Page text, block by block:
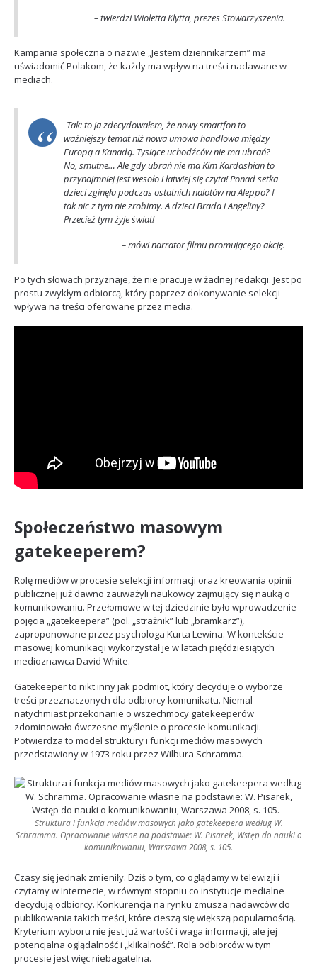
– twierdzi Wioletta Klytta, prezes Stowarzyszenia.
Kampania społeczna o nazwie „Jestem dziennikarzem” ma
uświadomić Polakom, że każdy ma wpływ na treści nadawane w
mediach.
Tak: to ja zdecydowałem, że nowy smartfon to
ważniejszy temat niż nowa umowa handlowa między
Europą a Kanadą. Tysiące uchodźców nie ma ubrań?
No, smutne… Ale gdy ubrań nie ma Kim Kardashian to
przynajmniej jest wesoło i łatwiej się czyta! Ponad setka
dzieci zginęła podczas ostatnich nalotów na Aleppo? I
tak nic z tym nie zrobimy. A dzieci Brada i Angeliny?
Przecież tym żyje świat!
– mówi narrator filmu promującego akcję.
Po tych słowach przyznaje, że nie pracuje w żadnej redakcji. Jest po
prostu zwykłym odbiorcą, który poprzez dokonywanie selekcji
wpływa na treści oferowane przez media.
Społeczeństwo masowym
gatekeeperem?
Rolę mediów w procesie selekcji informacji oraz kreowania opinii
publicznej już dawno zauważyli naukowcy zajmujący się nauką o
komunikowaniu. Przełomowe w tej dziedzinie było wprowadzenie
pojęcia „gatekeepera” (pol. „strażnik” lub „bramkarz”),
zaproponowane przez psychologa Kurta Lewina. W kontekście
masowej komunikacji wykorzystał je w latach pięćdziesiątych
medioznawca David White.
Gatekeeper to nikt inny jak podmiot, który decyduje o wyborze
treści przeznaczonych dla odbiorcy komunikatu. Niemal
natychmiast przekonanie o wszechmocy gatekeeperów
zdominowało ówczesne myślenie o procesie komunikacji.
Potwierdza to model struktury i funkcji mediów masowych
przedstawiony w 1973 roku przez Wilbura Schramma.
Struktura i funkcja mediów masowych jako gatekeepera według W.
Schramma. Opracowanie własne na podstawie: W. Pisarek, Wstęp do nauki o
komunikowaniu, Warszawa 2008, s. 105.
Czasy się jednak zmieniły. Dziś o tym, co oglądamy w telewizji i
czytamy w Internecie, w równym stopniu co instytucje medialne
decydują odbiorcy. Konkurencja na rynku zmusza nadawców do
publikowania takich treści, które cieszą się większą popularnością.
Kryterium wyboru nie jest już wartość i waga informacji, ale jej
potencjalna oglądalność i „klikalność”. Rola odbiorców w tym
procesie jest więc niebagatelna.